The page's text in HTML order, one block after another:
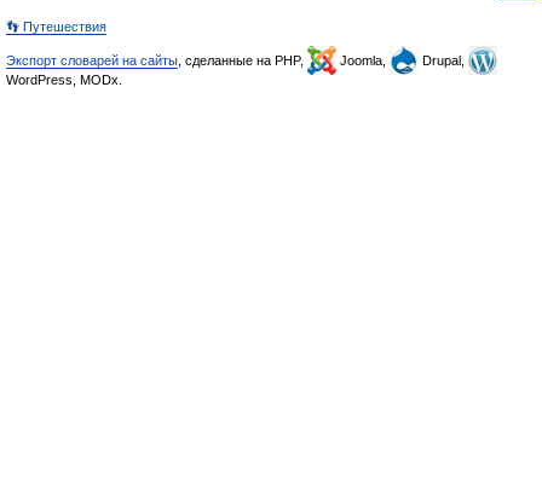
👣 Путешествия
Экспорт словарей на сайты , сделанные на PHP, Joomla,
Drupal,
WordPress, MODx.